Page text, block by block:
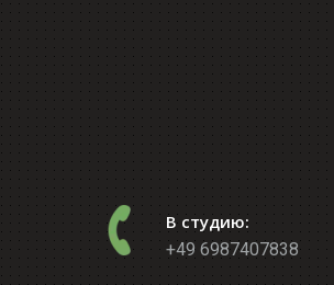
В студию:
+49 6987407838